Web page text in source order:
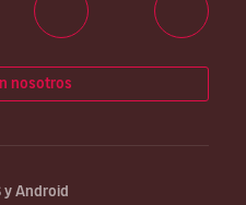
nosotros
y Android